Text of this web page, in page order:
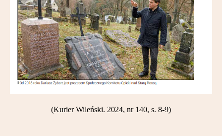
(Kurier Wileński. 2024, nr 140, s. 8-9)